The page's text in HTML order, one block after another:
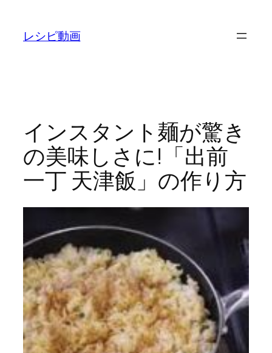
レシピ動画
インスタント麺が驚き
の美味しさに!「出前
一丁 天津飯」の作り方